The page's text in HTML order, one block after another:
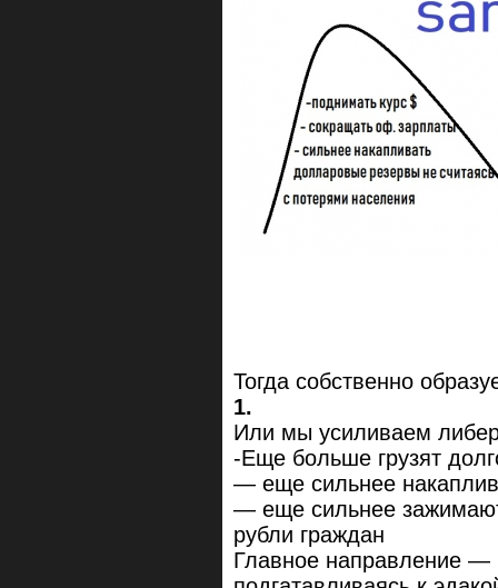
Тогда собственно
1.
Или мы усиливаем
-Еще больше грузят
— еще сильнее
— еще сильнее
рубли граждан
Главное направление